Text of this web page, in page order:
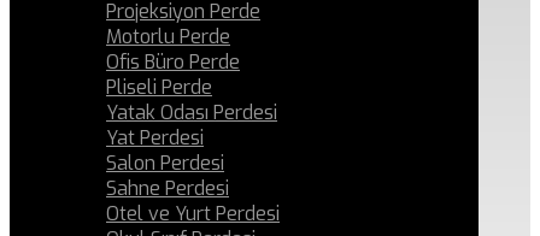
Projeksiyon Perde
Motorlu Perde
Ofis Büro Perde
Pliseli Perde
Yatak Odası Perdesi
Yat Perdesi
Salon Perdesi
Sahne Perdesi
Otel ve Yurt Perdesi